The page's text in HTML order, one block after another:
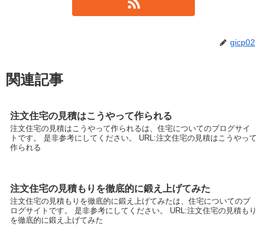
gicp02
関連記事
注文住宅の見積はこうやって作られる
注文住宅の見積はこうやって作られるは、住宅についてのブログサイ
トです。 是非参考にしてください。 URL:注文住宅の見積はこうやって
作られる
注文住宅の見積もりを徹底的に鍛え上げてみた
注文住宅の見積もりを徹底的に鍛え上げてみたは、住宅についてのブ
ログサイトです。 是非参考にしてください。 URL:注文住宅の見積もり
を徹底的に鍛え上げてみた